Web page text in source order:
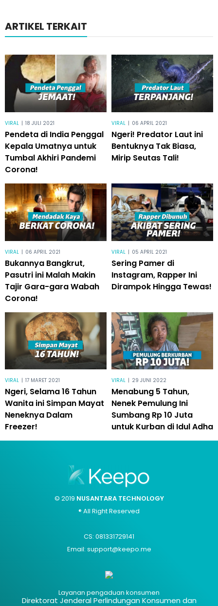
ARTIKEL TERKAIT
VIRAL | 18 JULI 2021
Pendeta di India Penggal
Kepala Umatnya untuk
Tumbal Akhiri Pandemi
Corona!
VIRAL | 06 APRIL 2021
Ngeri! Predator Laut ini
Bentuknya Tak Biasa,
Mirip Seutas Tali!
VIRAL | 06 APRIL 2021
Bukannya Bangkrut,
Pasutri ini Malah Makin
Tajir Gara-gara Wabah
Corona!
VIRAL | 05 APRIL 2021
Sering Pamer di
Instagram, Rapper Ini
Dirampok Hingga Tewas!
VIRAL | 17 MARET 2021
Ngeri, Selama 16 Tahun
Wanita ini Simpan Mayat
Neneknya Dalam
Freezer!
VIRAL | 29 JUNI 2022
Menabung 5 Tahun,
Nenek Pemulung Ini
Sumbang Rp 10 Juta
untuk Kurban di Idul Adha
© 2019 NUSANTARA TECHNOLOGY
® All Right Reserved
CS: 081331729141
Email: support@keepo.me
Layanan pengaduan konsumen
Direktorat Jenderal Perlindungan Konsumen dan